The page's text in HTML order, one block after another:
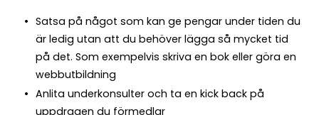
Satsa på något som kan ge pengar under tiden du
är ledig utan att du behöver lägga så mycket tid
på det. Som exempelvis skriva en bok eller göra en
webbutbildning
Anlita underkonsulter och ta en kick back på
uppdragen du förmedlar